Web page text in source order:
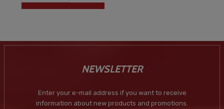
NEWSLETTER
Enter your e-mail address if you want to receive
information about new products and promotions.